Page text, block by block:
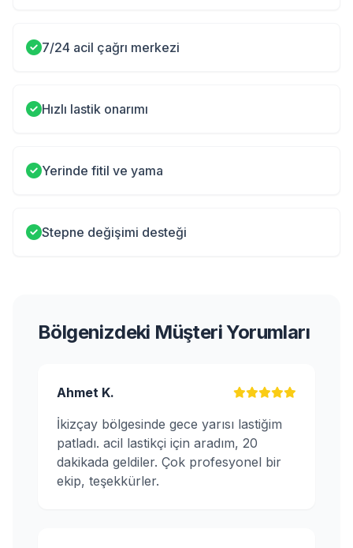
7/24 acil çağrı merkezi
Hızlı lastik onarımı
Yerinde fitil ve yama
Stepne değişimi desteği
Bölgenizdeki Müşteri Yorumları
Ahmet K.
İkizçay bölgesinde gece yarısı lastiğim
patladı. acil lastikçi için aradım, 20
dakikada geldiler. Çok profesyonel bir
ekip, teşekkürler.